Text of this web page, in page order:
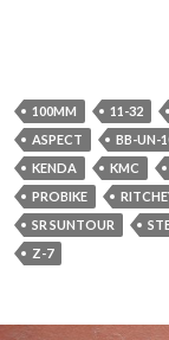
100MM 11-32
ASPECT
BB-UN-
KENDA
KMC
PROBIKE
SR SUNTOUR
Z-7